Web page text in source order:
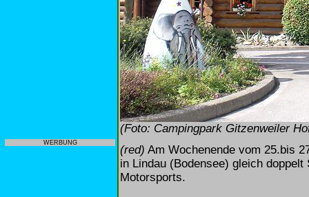
WERBUNG
(Foto: Campingpark Gitzenweiler
(red) Am Wochenende vom 25.bis
in Lindau (Bodensee) gleich
Motorsports.